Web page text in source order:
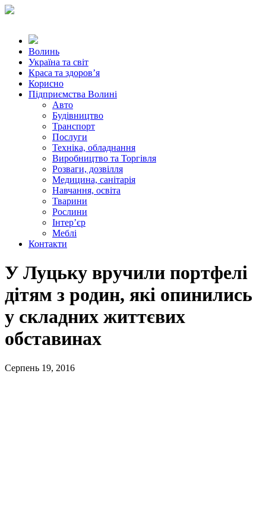
Волинь
Україна та світ
Краса та здоров’я
Корисно
Підприємства Волині
Авто
Будівництво
Транспорт
Послуги
Техніка, обладнання
Виробництво та Торгівля
Розваги, дозвілля
Медицина, санітарія
Навчання, освіта
Тварини
Рослини
Інтер’єр
Меблі
Контакти
У Луцьку вручили портфелі
дітям з родин, які опинились
у складних життєвих
обставинах
Серпень 19, 2016